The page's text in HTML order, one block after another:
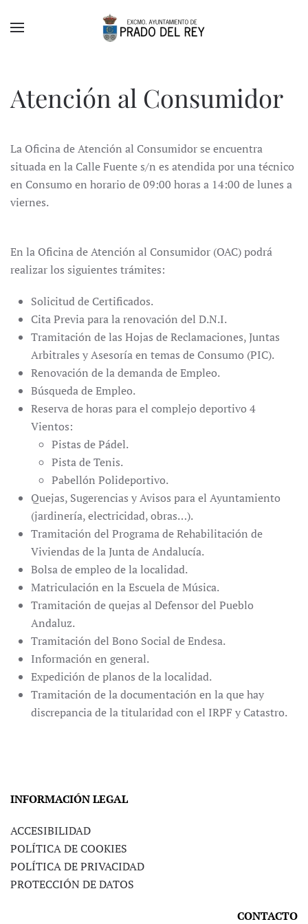
Skip to main content
Atención al Consumidor
La Oficina de Atención al Consumidor se encuentra
situada en la Calle Fuente s/n es atendida por una técnico
en Consumo en horario de 09:00 horas a 14:00 de lunes a
viernes.
En la Oficina de Atención al Consumidor (OAC) podrá
realizar los siguientes trámites:
Solicitud de Certificados.
Cita Previa para la renovación del D.N.I.
Tramitación de las Hojas de Reclamaciones, Juntas
Arbitrales y Asesoría en temas de Consumo (PIC).
Renovación de la demanda de Empleo.
Búsqueda de Empleo.
Reserva de horas para el complejo deportivo 4
Vientos:
Pistas de Pádel.
Pista de Tenis.
Pabellón Polideportivo.
Quejas, Sugerencias y Avisos para el Ayuntamiento
(jardinería, electricidad, obras…).
Tramitación del Programa de Rehabilitación de
Viviendas de la Junta de Andalucía.
Bolsa de empleo de la localidad.
Matriculación en la Escuela de Música.
Tramitación de quejas al Defensor del Pueblo
Andaluz.
Tramitación del Bono Social de Endesa.
Información en general.
Expedición de planos de la localidad.
Tramitación de la documentación en la que hay
discrepancia de la titularidad con el IRPF y Catastro.
INFORMACIÓN LEGAL
ACCESIBILIDAD
POLÍTICA DE COOKIES
POLÍTICA DE PRIVACIDAD
PROTECCIÓN DE DATOS
CONTACTO